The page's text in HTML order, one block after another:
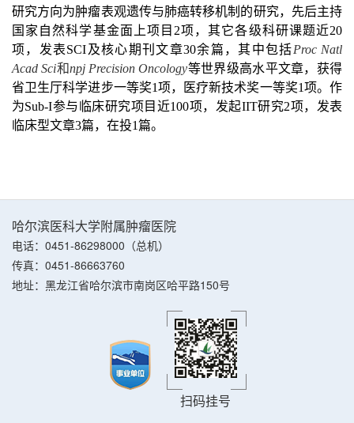
研究方向为肿瘤表观遗传与肺癌转移机制的研究，先后主持
国家自然科学基金面上项目 2项，其它各级科研课题近20
项，发表SCI及核心期刊文章30余篇，其中包括Proc Natl
Acad Sci和npj Precision Oncology等世界级高水平文章，获得
省卫生厅科学进步一等奖1项， 医疗新技术奖一等奖1项。作
为Sub-I参与临床研究项目近100项，发起IIT研究2项，发表
临床型文章3篇，在投1篇。
哈尔滨医科大学附属肿瘤医院
电话：0451-86298000（总机）
传真：0451-86663760
地址：黑龙江省哈尔滨市南岗区哈平路150号
扫码挂号